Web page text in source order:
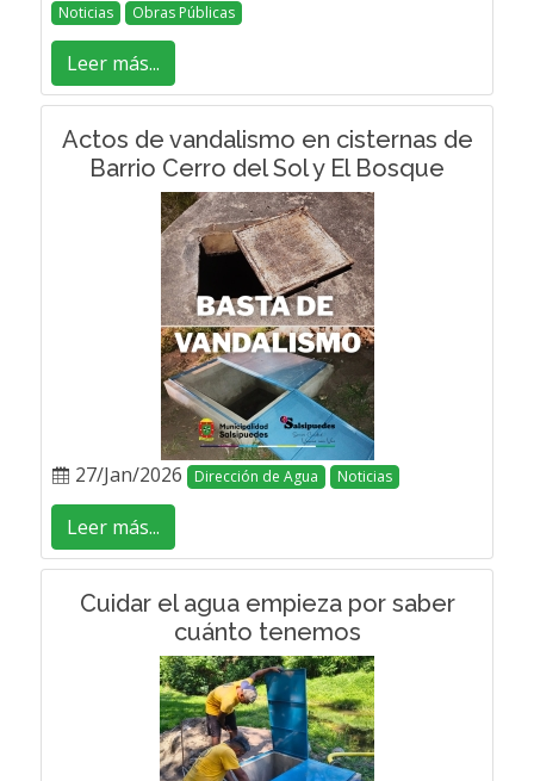
Noticias
Obras Públicas
Leer más...
Actos de vandalismo en cisternas de
Barrio Cerro del Sol y El Bosque
27/Jan/2026 Dirección de Agua Noticias
Leer más...
Cuidar el agua empieza por saber
cuánto tenemos